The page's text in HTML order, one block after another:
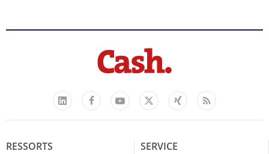
LinkedIn
FacebookYouTube
X
Xing Feed
RESSORTS SERVICE